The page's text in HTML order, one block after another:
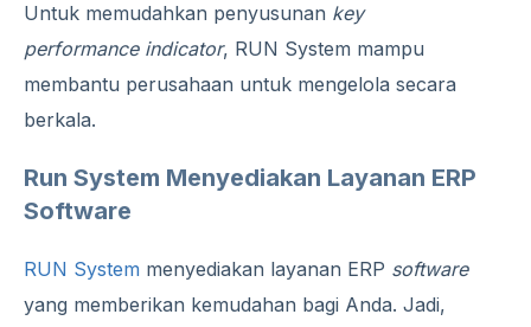
Untuk memudahkan penyusunan key
performance indicator, RUN System mampu
membantu perusahaan untuk mengelola secara
berkala.
Run System Menyediakan Layanan ERP
Software
RUN System menyediakan layanan ERP software
yang memberikan kemudahan bagi Anda. Jadi,